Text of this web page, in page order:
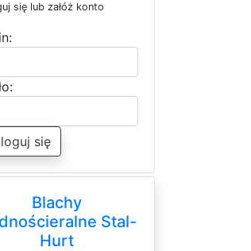
się lub załóż konto
się
Blachy
Stal-
Hurt